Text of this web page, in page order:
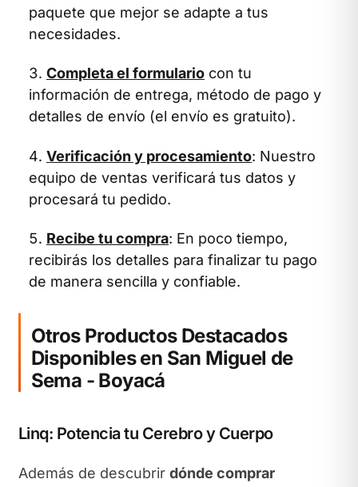
paquete que mejor se adapte a tus
necesidades.
Completa el formulario con tu
información de entrega, método de pago y
detalles de envío (el envío es gratuito).
Verificación y procesamiento: Nuestro
equipo de ventas verificará tus datos y
procesará tu pedido.
Recibe tu compra: En poco tiempo,
recibirás los detalles para finalizar tu pago
de manera sencilla y confiable.
Otros Productos Destacados
Disponibles en San Miguel de
Sema - Boyacá
Linq: Potencia tu Cerebro y Cuerpo
Además de descubrir dónde comprar